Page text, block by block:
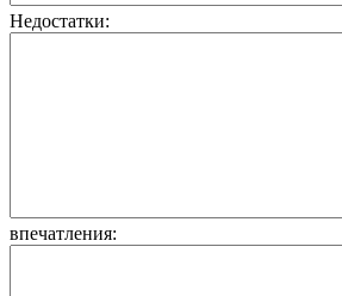
Недостатки:
впечатления: